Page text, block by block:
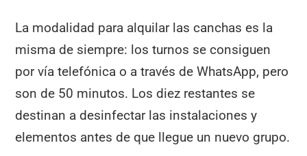
La modalidad para alquilar las canchas es la
misma de siempre: los turnos se consiguen
por vía telefónica o a través de WhatsApp, pero
son de 50 minutos. Los diez restantes se
destinan a desinfectar las instalaciones y
elementos antes de que llegue un nuevo grupo.